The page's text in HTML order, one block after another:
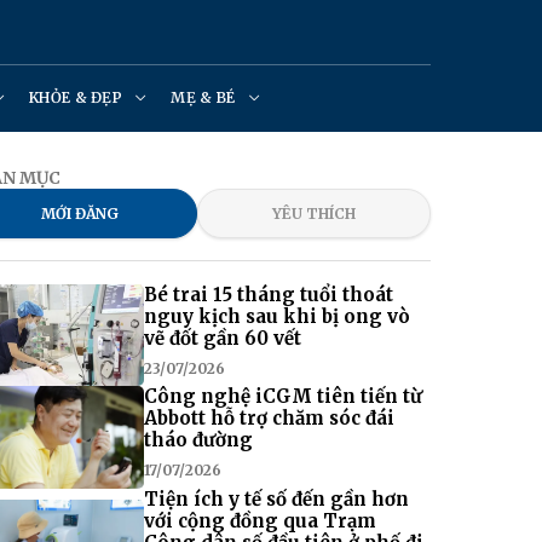
KHỎE & ĐẸP MẸ & BÉ
MỤC
MỚI ĐĂNG YÊU THÍCH
Bé trai 15 tháng tuổi thoát
nguy kịch sau khi bị ong vò
vẽ đốt gần 60 vết
23/07/2026
Công nghệ iCGM tiên tiến từ
Abbott hỗ trợ chăm sóc đái
tháo đường
17/07/2026
Tiện ích y tế số đến gần hơn
với cộng đồng qua Trạm